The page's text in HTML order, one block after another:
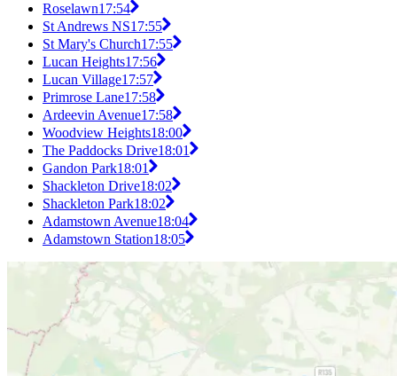
Roselawn17:54
St Andrews NS17:55
St Mary's Church17:55
Lucan Heights17:56
Lucan Village17:57
Primrose Lane17:58
Ardeevin Avenue17:58
Woodview Heights18:00
The Paddocks Drive18:01
Gandon Park18:01
Shackleton Drive18:02
Shackleton Park18:02
Adamstown Avenue18:04
Adamstown Station18:05